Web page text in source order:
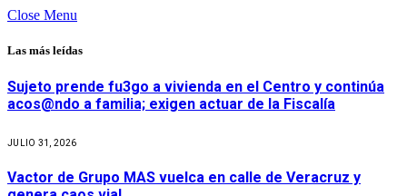
Close Menu
Las más leídas
Sujeto prende fu3go a vivienda en el Centro y continúa
acos@ndo a familia; exigen actuar de la Fiscalía
JULIO 31, 2026
Vactor de Grupo MAS vuelca en calle de Veracruz y